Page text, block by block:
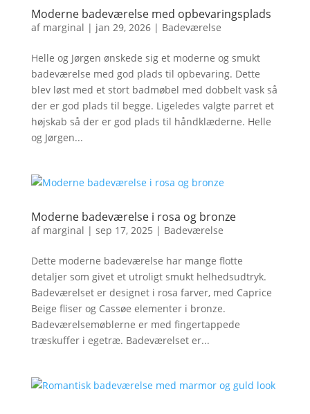
Moderne badeværelse med opbevaringsplads
af marginal | jan 29, 2026| Badeværelse
Helle og Jørgen ønskede sig et moderne og smukt
badeværelse med god plads til opbevaring. Dette
blev løst med et stort badmøbel med dobbelt vask så
der er god plads til begge. Ligeledes valgte parret et
højskab så der er god plads til håndklæderne. Helle
og Jørgen...
Moderne badeværelse i rosa og bronze
af marginal | sep 17, 2025 | Badeværelse
Dette moderne badeværelse har mange flotte
detaljer som givet et utroligt smukt helhedsudtryk.
Badeværelset er designet i rosa farver, med Caprice
Beige fliser og Cassøe elementer i bronze.
Badeværelsemøblerne er med fingertappede
træskuffer i egetræ. Badeværelset er...